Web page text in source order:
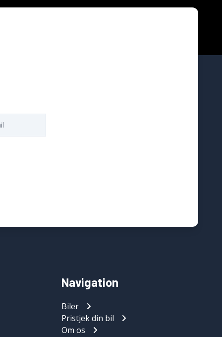
Navigation
Biler
Pristjek din bil
Om os